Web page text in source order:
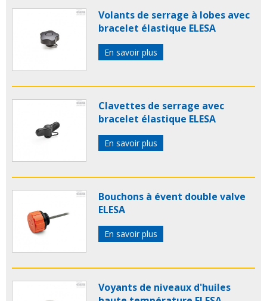
Volants de serrage à lobes avec
bracelet élastique ELESA
En savoir plus
Clavettes de serrage avec
bracelet élastique ELESA
En savoir plus
Bouchons à évent double valve
ELESA
En savoir plus
Voyants de niveaux d'huiles